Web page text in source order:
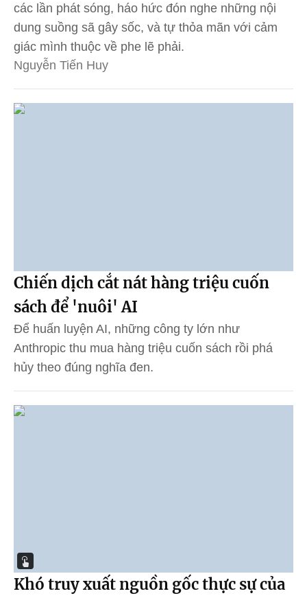
các lần phát sóng, háo hức đón nghe những nội
dung suồng sã gây sốc, và tự thỏa mãn với cảm
giác mình thuộc về phe lẽ phải.
Nguyễn Tiến Huy
Chiến dịch cắt nát hàng triệu cuốn
sách để 'nuôi' AI
Để huấn luyện AI, những công ty lớn như
Anthropic thu mua hàng triệu cuốn sách rồi phá
hủy theo đúng nghĩa đen.
Khó truy xuất nguồn gốc thực sự của